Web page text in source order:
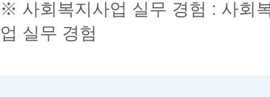
※ 사회복지사업 실무 경험 : 사회
업 실무 경험